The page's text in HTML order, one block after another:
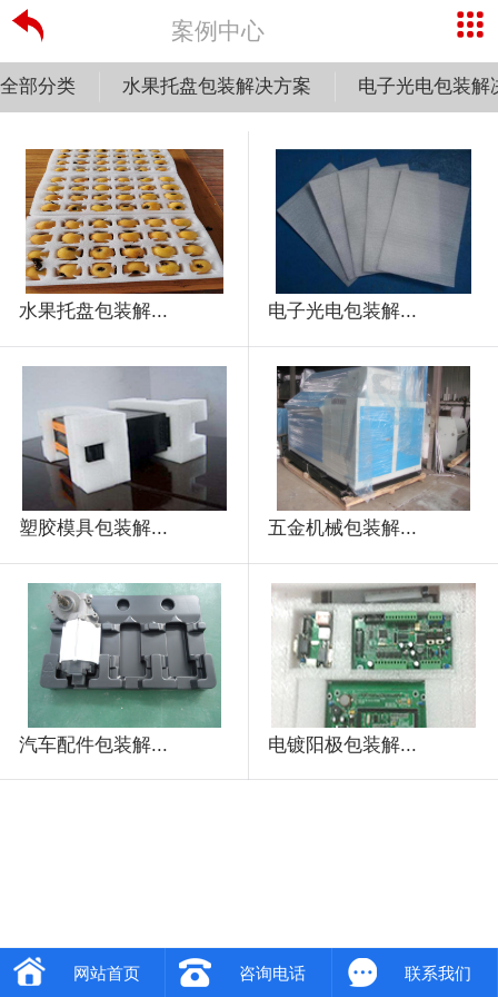
案例中心
全部分类 水果托盘包装解决方案 电子光电包装解
水果托盘包装解... 电子光电包装解...
塑胶模具包装解... 五金机械包装解...
汽车配件包装解... 电镀阳极包装解...
网站首页 咨询电话 联系我们